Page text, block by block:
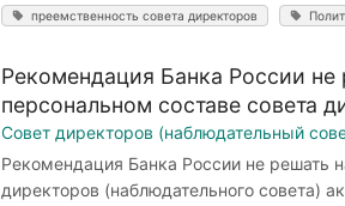
преемственность совета директоров
Рекомендация Банка России
персональном составе совета
Совет директоров (наблюдательный
Рекомендация Банка России не решать
директоров (наблюдательного совета)